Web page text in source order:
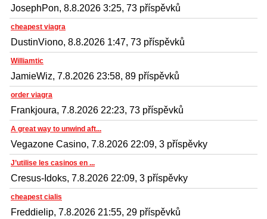
JosephPon, 8.8.2026 3:25, 73 příspěvků
cheapest viagra
DustinViono, 8.8.2026 1:47, 73 příspěvků
Williamtic
JamieWiz, 7.8.2026 23:58, 89 příspěvků
order viagra
Frankjoura, 7.8.2026 22:23, 73 příspěvků
A great way to unwind aft...
Vegazone Casino, 7.8.2026 22:09, 3 příspěvky
J’utilise les casinos en ...
Cresus-Idoks, 7.8.2026 22:09, 3 příspěvky
cheapest cialis
Freddielip, 7.8.2026 21:55, 29 příspěvků